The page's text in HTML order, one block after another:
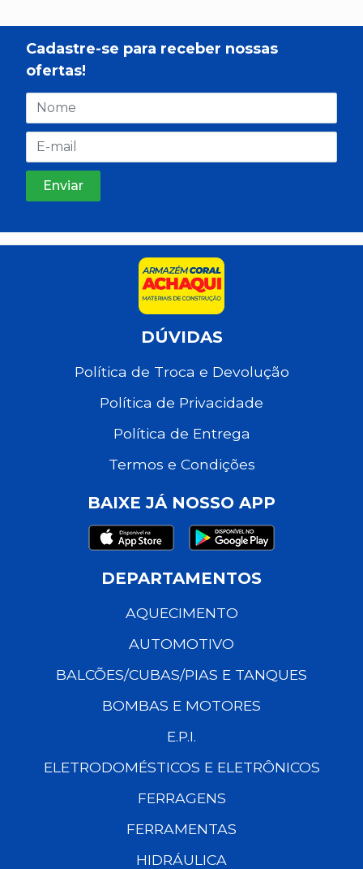
Cadastre-se para receber nossas
ofertas!
DÚVIDAS
Política de Troca e Devolução
Política de Privacidade
Política de Entrega
Termos e Condições
BAIXE JÁ NOSSO APP
DEPARTAMENTOS
AQUECIMENTO
AUTOMOTIVO
BALCÕES/CUBAS/PIAS E TANQUES
BOMBAS E MOTORES
E.P.I.
ELETRODOMÉSTICOS E ELETRÔNICOS
FERRAGENS
FERRAMENTAS
HIDRÁULICA